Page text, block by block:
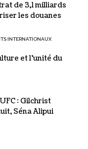
de 3,1 milliards
les douanes
INTERNATIONAUX
et l’unité du
: Gilchrist
Séna Alipui